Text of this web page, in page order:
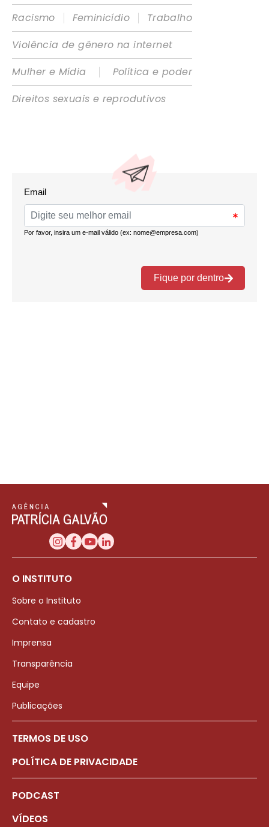
Racismo
| Feminicídio |
Trabalho
Violência de gênero na internet
Mulher e Mídia
|
Política e poder
Direitos sexuais e reprodutivos
O INSTITUTO
Sobre o Instituto
Contato e cadastro
Imprensa
Transparência
Equipe
Publicações
TERMOS DE USO
POLÍTICA DE PRIVACIDADE
PODCAST
VÍDEOS